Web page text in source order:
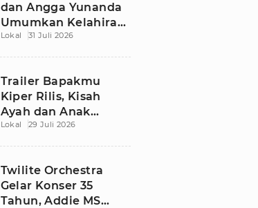
dan Angga Yunanda
Umumkan Kelahiran
Putra Pertama,
Lokal 31 Juli 2026
Trailer Bapakmu
Kiper Rilis, Kisah
Ayah dan Anak
Berdamai Lewat
Lokal 29 Juli 2026
Twilite Orchestra
Gelar Konser 35
Tahun, Addie MS